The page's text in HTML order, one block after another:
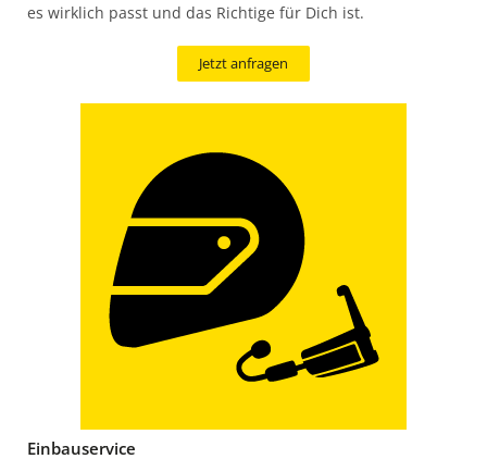
es wirklich passt und das Richtige für Dich ist.
Jetzt anfragen
Einbauservice